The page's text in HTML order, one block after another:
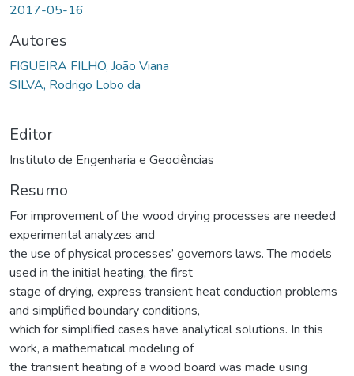
2017-05-16
Autores
FIGUEIRA FILHO, João Viana
SILVA, Rodrigo Lobo da
Editor
Instituto de Engenharia e Geociências
Resumo
For improvement of the wood drying processes are needed
experimental analyzes and
the use of physical processes’ governors laws. The models
used in the initial heating, the first
stage of drying, express transient heat conduction problems
and simplified boundary conditions,
which for simplified cases have analytical solutions. In this
work, a mathematical modeling of
the transient heating of a wood board was made using